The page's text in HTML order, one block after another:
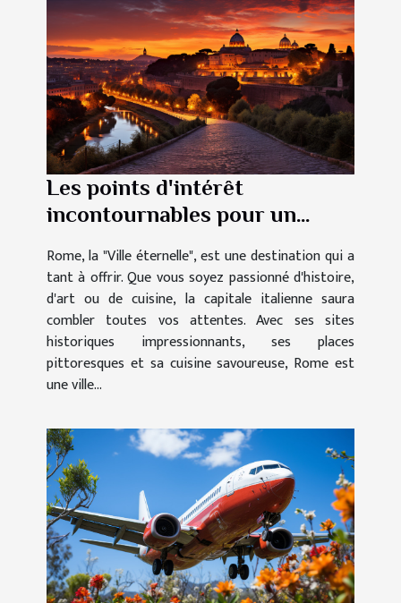
Les points d'intérêt
incontournables pour un
Rome, la "Ville éternelle", est une destination qui a
tant à offrir. Que vous soyez passionné d'histoire,
d'art ou de cuisine, la capitale italienne saura
combler toutes vos attentes. Avec ses sites
historiques impressionnants, ses places
pittoresques et sa cuisine savoureuse, Rome est
une ville...